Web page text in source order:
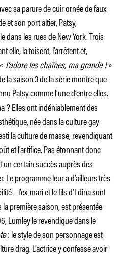
sa parure de cuir ornée de faux
et son port altier, Patsy,
dans les rues de New York. Trois
elle, la toisent, l’arrêtent et,
J’adore tes chaînes, ma grande !»
la saison 3 de la série montre que
Patsy comme l’une d’entre elles.
? Elles ont indéniablement des
née dans la culture gay
la culture de masse, revendiquant
et l’artifice. Pas étonnant donc
un certain succès auprès des
Le programme leur a d’ailleurs très
– l’ex-mari et le fils d’Edina sont
première saison, est présentée
Lumley le revendique dans le
: le style de son personnage est
drag. L’actrice y confesse avoir